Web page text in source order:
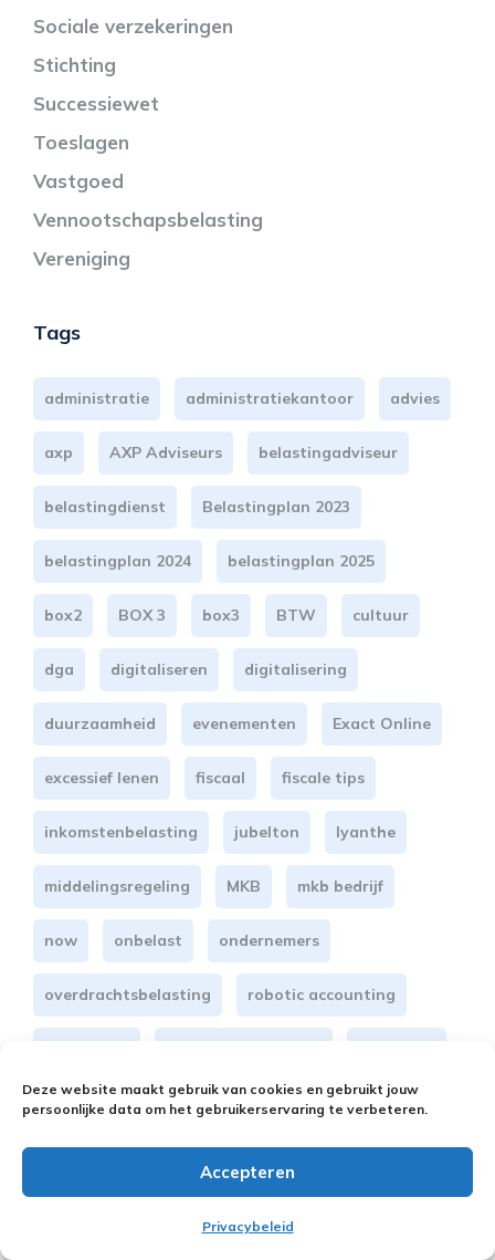
Deze website maakt gebruik van cookies en gebruikt jouw
persoonlijke data om het gebruikerservaring te verbeteren.
Accepteren
Privacybeleid
Sociale verzekeringen
Stichting
Successiewet
Toeslagen
Vastgoed
Vennootschapsbelasting
Vereniging
Tags
administratie administratiekantoor advies
axp AXP Adviseurs belastingadviseur
belastingdienst Belastingplan 2023
belastingplan 2024 belastingplan 2025
box2 BOX 3 box3 BTW cultuur
dga digitaliseren digitalisering
duurzaamheid evenementen Exact Online
excessief lenen fiscaal fiscale tips
inkomstenbelasting jubelton lyanthe
middelingsregeling MKB mkb bedrijf
now onbelast ondernemers
overdrachtsbelasting robotic accounting
sport subsidie